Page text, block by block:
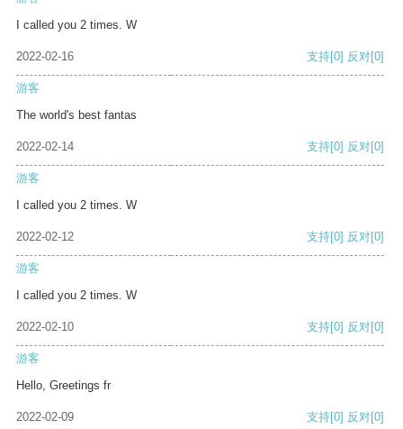
I called you 2 times. W
2022-02-16 支持[0] 反对[0]
游客
The world's best fantas
2022-02-14 支持[0] 反对[0]
游客
I called you 2 times. W
2022-02-12 支持[0] 反对[0]
游客
I called you 2 times. W
2022-02-10 支持[0] 反对[0]
游客
Hello, Greetings fr
2022-02-09 支持[0] 反对[0]